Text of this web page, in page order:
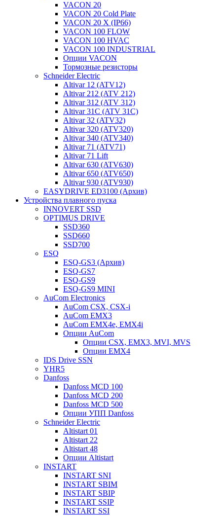
VACON 20
VACON 20 Cold Plate
VACON 20 X (IP66)
VACON 100 FLOW
VACON 100 HVAC
VACON 100 INDUSTRIAL
Опции VACON
Тормозные резисторы
Schneider Electric
Altivar 12 (ATV12)
Altivar 212 (ATV 212)
Altivar 312 (ATV 312)
Altivar 31C (ATV 31C)
Altivar 32 (ATV32)
Altivar 320 (ATV320)
Altivar 340 (ATV340)
Altivar 71 (ATV71)
Altivar 71 Lift
Altivar 630 (ATV630)
Altivar 650 (ATV650)
Altivar 930 (ATV930)
EASYDRIVE ED3100 (Архив)
Устройства плавного пуска
INNOVERT SSD
OPTIMUS DRIVE
SSD360
SSD660
SSD700
ESQ
ESQ-GS3 (Архив)
ESQ-GS7
ESQ-GS9
ESQ-GS9 MINI
AuCom Electronics
AuCom CSX, CSX-i
AuCom EMX3
AuCom EMX4e, EMX4i
Опции AuCom
Опции CSX, EMX3, MVI, MVS
Опции EMX4
IDS Drive SSN
YHR5
Danfoss
Danfoss MCD 100
Danfoss MCD 200
Danfoss MCD 500
Опции УПП Danfoss
Schneider Electric
Altistart 01
Altistart 22
Altistart 48
Опции Altistart
INSTART
INSTART SNI
INSTART SBIM
INSTART SBIP
INSTART SSIP
INSTART SSI